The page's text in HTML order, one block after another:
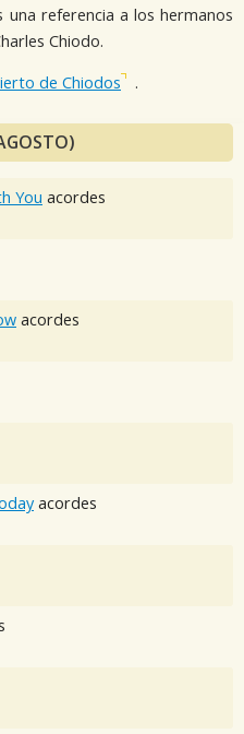
referencia a los hermanos
Chiodo.
de Chiodos .
You acordes
acordes
acordes